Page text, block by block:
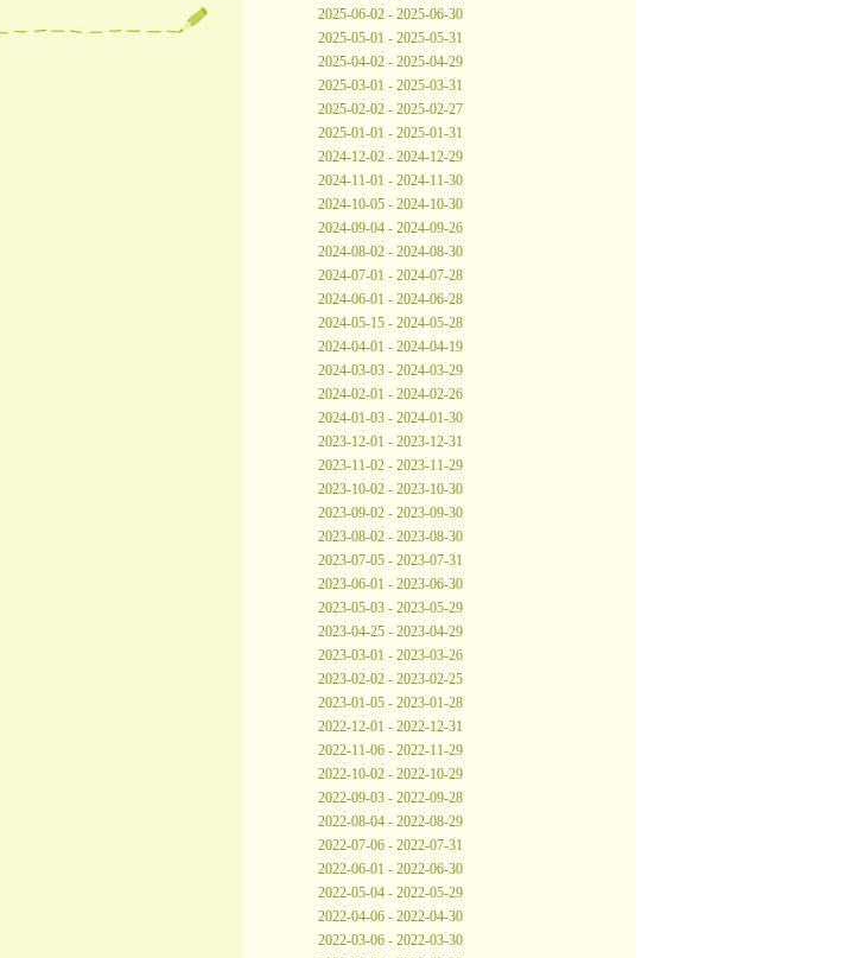
2025-06-02 - 2025-06-30
2025-05-01 - 2025-05-31
2025-04-02 - 2025-04-29
2025-03-01 - 2025-03-31
2025-02-02 - 2025-02-27
2025-01-01 - 2025-01-31
2024-12-02 - 2024-12-29
2024-11-01 - 2024-11-30
2024-10-05 - 2024-10-30
2024-09-04 - 2024-09-26
2024-08-02 - 2024-08-30
2024-07-01 - 2024-07-28
2024-06-01 - 2024-06-28
2024-05-15 - 2024-05-28
2024-04-01 - 2024-04-19
2024-03-03 - 2024-03-29
2024-02-01 - 2024-02-26
2024-01-03 - 2024-01-30
2023-12-01 - 2023-12-31
2023-11-02 - 2023-11-29
2023-10-02 - 2023-10-30
2023-09-02 - 2023-09-30
2023-08-02 - 2023-08-30
2023-07-05 - 2023-07-31
2023-06-01 - 2023-06-30
2023-05-03 - 2023-05-29
2023-04-25 - 2023-04-29
2023-03-01 - 2023-03-26
2023-02-02 - 2023-02-25
2023-01-05 - 2023-01-28
2022-12-01 - 2022-12-31
2022-11-06 - 2022-11-29
2022-10-02 - 2022-10-29
2022-09-03 - 2022-09-28
2022-08-04 - 2022-08-29
2022-07-06 - 2022-07-31
2022-06-01 - 2022-06-30
2022-05-04 - 2022-05-29
2022-04-06 - 2022-04-30
2022-03-06 - 2022-03-30